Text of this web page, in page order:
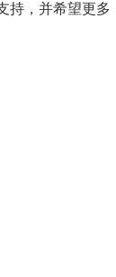
持，并希望更多